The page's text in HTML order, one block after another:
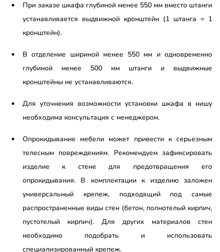
При заказе шкафа глубиной менее 550 мм вместо штанги
устанавливается выдвижной кронштейн (1 штанга = 1
кронштейн).
В отделение шириной менее 550 мм и одновременно
глубиной менее 500 мм штанги и выдвижные
кронштейны не устанавливаются.
Для уточнения возможности установки шкафа в нишу
необходима консультация с менеджером.
Опрокидывание мебели может привести к серьезным
телесным повреждениям. Рекомендуем зафиксировать
изделие к стене для предотвращения его
опрокидывания. В комплектации к изделию заложен
универсальный крепеж, подходящий под самые
распространенные виды стен (бетон, полнотелый кирпич,
пустотелый кирпич). Для других материалов стен
необходимо подобрать и использовать
специализированный крепеж.